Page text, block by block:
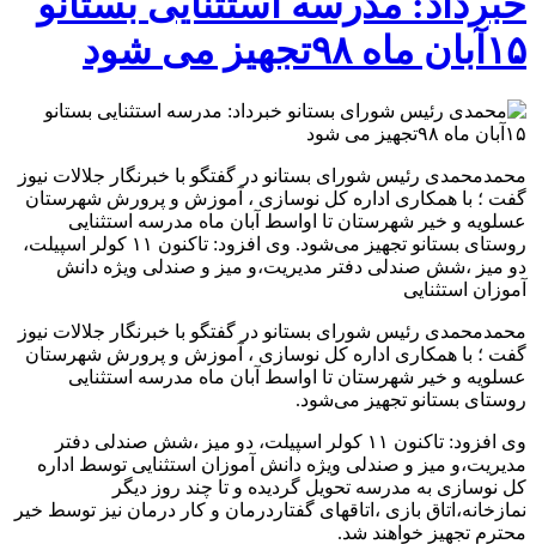
۱۵آبان ماه ۹۸تجهیز می شود
محمدمحمدی رئیس شورای بستانو در گفتگو با خبرنگار جلالات نیوز
گفت ؛ با همکاری اداره کل نوسازی ، آموزش و پرورش شهرستان
عسلویه و خیر شهرستان تا اواسط آبان ماه مدرسه استثنایی
روستای بستانو تجهیز می‌شود. وی افزود: تاکنون ۱۱ کولر اسپیلت،
دو میز ،شش صندلی دفتر مدیریت،و میز و صندلی ویژه دانش
آموزان استثنایی
محمدمحمدی رئیس شورای بستانو در گفتگو با خبرنگار جلالات نیوز
گفت ؛ با همکاری اداره کل نوسازی ، آموزش و پرورش شهرستان
عسلویه و خیر شهرستان تا اواسط آبان ماه مدرسه استثنایی
روستای بستانو تجهیز می‌شود.
وی افزود: تاکنون ۱۱ کولر اسپیلت، دو میز ،شش صندلی دفتر
مدیریت،و میز و صندلی ویژه دانش آموزان استثنایی توسط اداره
کل نوسازی به مدرسه تحویل گردیده و تا چند روز دیگر
نمازخانه،اتاق بازی ،اتاقهای گفتاردرمان و کار درمان نیز توسط خیر
محترم تجهیز خواهند شد.